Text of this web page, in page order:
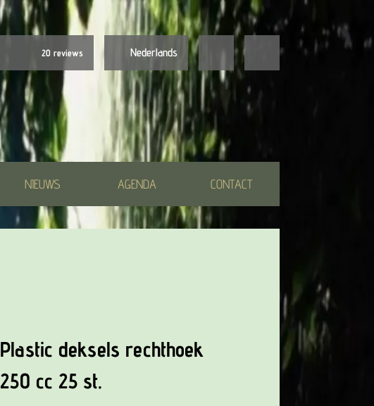
20 reviews Nederlands
Nederlands
English
NIEUWS AGENDA CONTACT
Plastic deksels rechthoek
250 cc 25 st.